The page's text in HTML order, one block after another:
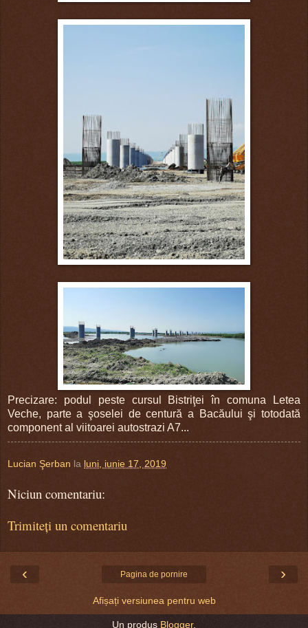
Precizare: podul peste cursul Bistriţei în comuna Letea
Veche, parte a şoselei de centură a Bacăului şi totodată
component al viitoarei autostrazi A7...
Lucian Şerban la luni, iunie 17, 2019
Niciun comentariu:
Trimiteți un comentariu
‹ ›
Pagina de pornire
Afișați versiunea pentru web
Un produs Blogger.